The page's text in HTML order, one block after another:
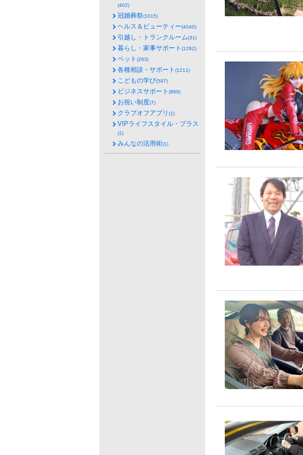
(402)
冠婚葬祭(1015)
ヘルス＆ビューティー(4040)
引越し・トランクルーム(31)
暮らし・家事サポート (1292)
ペット (263)
各種相談・サポート (1211)
こどもの学び(597)
ビジネスサポート (889)
お祝い制度(7)
クラブオフアプリ (1)
VIPライフスタイル・プラス
(1)
みんなの活用術(1)